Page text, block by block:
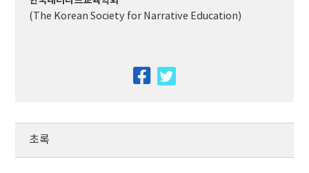
(The Korean Society for Narrative Education)
facebook
초록